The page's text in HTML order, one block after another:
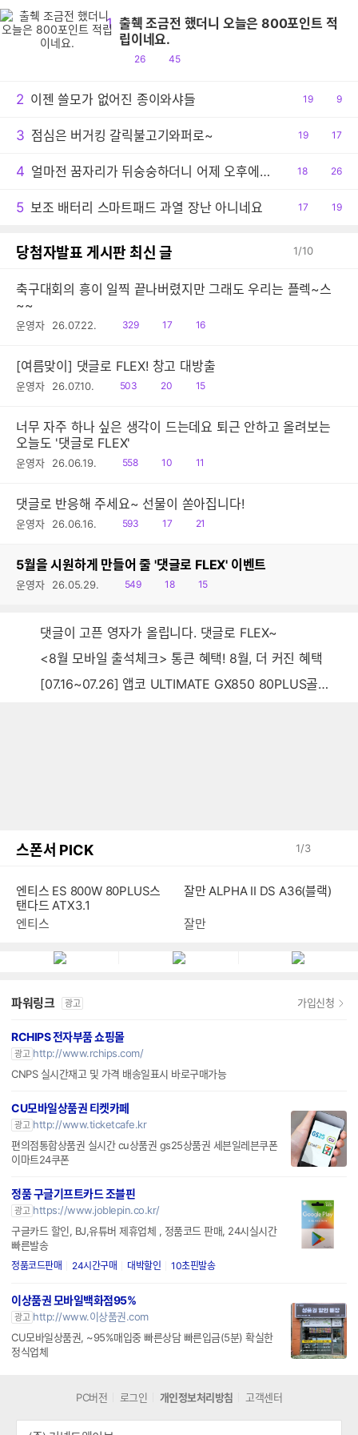
1 출췍 조금전 했더니 오늘은 800포인트 적
립이네요.
공
26
댓
45
2 이젠 쓸모가 없어진 종이와샤들
공
19
댓
9
3 점심은 버거킹 갈릭불고기와퍼로~
공
19
댓
17
4 얼마전 꿈자리가 뒤숭숭하더니 어제 오후에는 결국 사고 당했습니다.
공
18
댓
26
5 보조 배터리 스마트패드 과열 장난 아니네요
공
17
댓
19
당첨자발표 게시판 최신 글 1/10
축구대회의 흥이 일찍 끝나버렸지만 그래도 우리는 플렉~스
~~
운영자 26.07.22.
읽
329
공
17
댓
16
[여름맞이] 댓글로 FLEX! 창고 대방출
운영자 26.07.10.
읽
503
공
20
댓
15
너무 자주 하나 싶은 생각이 드는데요 퇴근 안하고 올려보는
오늘도 '댓글로 FLEX'
운영자 26.06.19.
읽
558
공
10
댓
11
댓글로 반응해 주세요~ 선물이 쏟아집니다!
운영자 26.06.16.
읽
593
공
17
댓
21
5월을 시원하게 만들어 줄 '댓글로 FLEX' 이벤트
운영자 26.05.29.
읽
549
공
18
댓
15
댓글이 고픈 영자가 올립니다. 댓글로 FLEX~
<8월 모바일 출석체크> 통큰 혜택! 8월, 더 커진 혜택
[07.16~07.26] 앱코 ULTIMATE GX850 80PLUS골드 풀모듈러 ATX3.0 블랙
스폰서 PICK 1/3
엔티스 ES 800W 80PLUS스
탠다드 ATX3.1
엔티스
잘만 ALPHA II DS A36(블랙)
잘만
파워링크 광고 가입신청
RCHIPS 전자부품 쇼핑몰
광고 http://www.rchips.com/
CNPS 실시간재고 및 가격 배송일표시 바로구매가능
CU모바일상품권 티켓카페
광고 http://www.ticketcafe.kr
편의점통합상품권 실시간 cu상품권 gs25상품권 세븐일레븐쿠폰
이마트24쿠폰
정품 구글기프트카드 조블핀
광고 https://www.joblepin.co.kr/
구글카드 할인, BJ,유튜버 제휴업체 , 정품코드 판매, 24시실시간
빠른발송
정품코드판매 24시간구매 대박할인 10초핀발송
이상품권 모바일백화점95%
광고 http://www.이상품권.com
CU모바일상품권, ~95%매입중 빠른상담 빠른입금(5분) 확실한
정식업체
PC버전 로그인 개인정보처리방침 고객센터